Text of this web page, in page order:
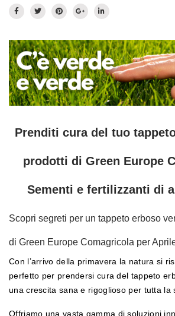
Prato fiorito
Ornamentali
Speciali
Ripopolazione insetti
RICHIEDI INFORMAZIONI
Prenditi cura del tuo
prodotti di Green Europe
Sementi e fertilizzanti di
Scopri segreti per un tappeto erboso
di Green Europe Comagricola per
Con l’arrivo della primavera la natura si
perfetto per prendersi cura del tappeto
una crescita sana e rigoglioso per tutta la
Offriamo una vasta gamma di soluzioni